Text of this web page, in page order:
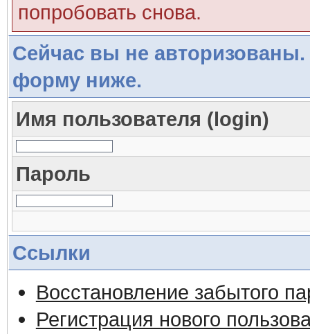
попробовать снова.
Сейчас вы не авторизованы.
форму ниже.
Имя пользователя (login)
Пароль
Ссылки
Восстановление забытого
Регистрация нового